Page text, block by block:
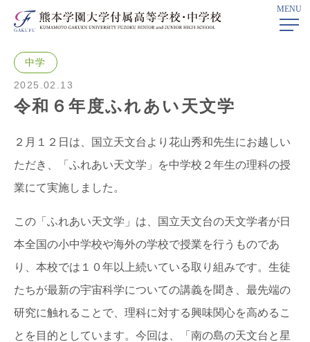
MENU
ホーム>学校ニュース > 令和６年度ふれあい天文学
中学
2025.02.13
令和６年度ふれあい天文学
２月１２日は、国立天文台より花山秀和先生にお越しい
ただき、「ふれあい天文学」を中学校２年生の理科の授
業にて実施しました。
この「ふれあい天文学」は、国立天文台の天文学者が日
本全国の小中学校や海外の学校で授業を行うものであ
り、本校では１０年以上続いている取り組みです。生徒
たちが最新の宇宙科学についての講義を聞き、最先端の
研究に触れることで、理科に対する興味関心を高めるこ
とを目的としています。今回は、「南の島の天文台と星